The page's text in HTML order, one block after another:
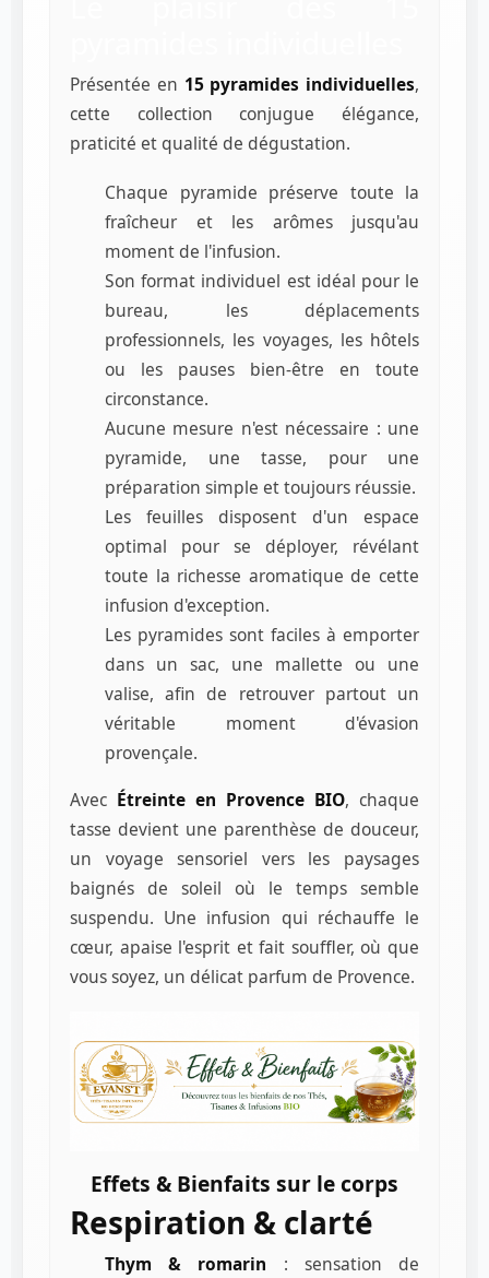
Présentée en 15 pyramides individuelles,
cette collection conjugue élégance,
praticité et qualité de dégustation.
Chaque pyramide préserve toute la
fraîcheur et les arômes jusqu'au
moment de l'infusion.
Son format individuel est idéal pour le
bureau, les déplacements
professionnels, les voyages, les hôtels
ou les pauses bien-être en toute
circonstance.
Aucune mesure n'est nécessaire : une
pyramide, une tasse, pour une
préparation simple et toujours réussie.
Les feuilles disposent d'un espace
optimal pour se déployer, révélant
toute la richesse aromatique de cette
infusion d'exception.
Les pyramides sont faciles à emporter
dans un sac, une mallette ou une
valise, afin de retrouver partout un
véritable moment d'évasion
provençale.
Avec Étreinte en Provence BIO, chaque
tasse devient une parenthèse de douceur,
un voyage sensoriel vers les paysages
baignés de soleil où le temps semble
suspendu. Une infusion qui réchauffe le
cœur, apaise l'esprit et fait souffler, où que
vous soyez, un délicat parfum de Provence.
Effets & Bienfaits sur le corps
Respiration & clarté
Thym & romarin : sensation de